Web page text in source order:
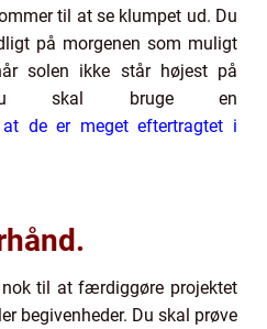
til at se klumpet ud. Du
på morgenen som muligt
solen ikke står højest på
skal bruge en
de er meget eftertragtet i
til at færdiggøre projektet
begivenheder. Du skal prøve